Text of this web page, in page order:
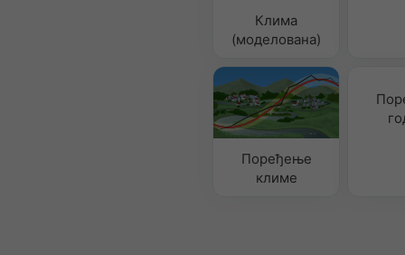
Клима
(моделована)
Поређење
климе